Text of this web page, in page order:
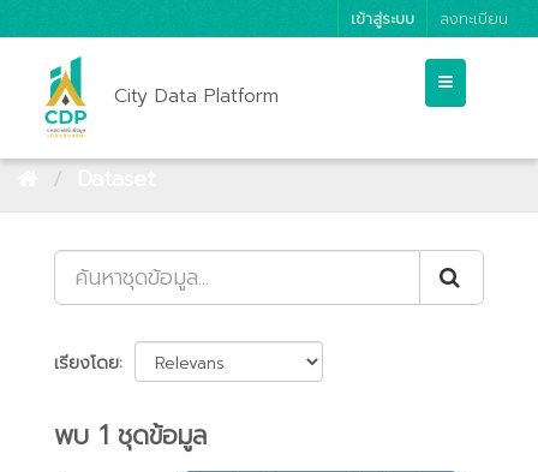
เข้าสู่ระบบ ลงทะเบียน
City Data Platform
เรียงโดย
พบ 1 ชุดข้อมูล